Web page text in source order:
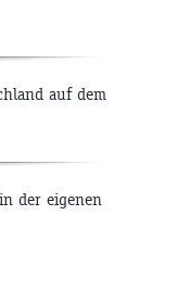
auf dem
der eigenen